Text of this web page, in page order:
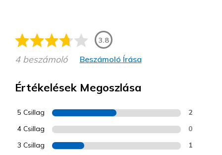
3.8
4 beszámoló Beszámoló Írása
Értékelések Megoszlása
5 Csillag 2
4 Csillag 0
3 Csillag 1